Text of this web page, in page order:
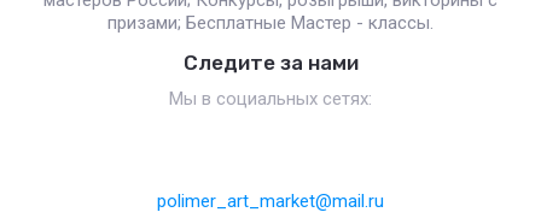
призами; Бесплатные Мастер - классы.
Следите за нами
Мы в социальных сетях:
polimer_art_market@mail.ru